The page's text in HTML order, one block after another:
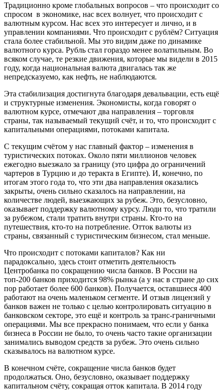
Традиционно кроме глобальных вопросов – что происходит со
спросом в экономике, нас всех волнует, что происходит с
валютным курсом. Нас всех это интересует и лично, и в
управлении компаниями. Что происходит с рублём? Ситуация
стала более стабильной. Мы это видим даже по динамике
валютного курса. Рубль стал гораздо менее волатильным. Во
всяком случае, те резкие движения, которые мы видели в 2015
году, когда национальная валюта двигалась так же
непредсказуемо, как нефть, не наблюдаются.
Эта стабилизация достигнута благодаря девальвации, есть ещё
и структурные изменения. Экономисты, когда говорят о
валютном курсе, отмечают два направления – торговля
страны, так называемый текущий счёт, и то, что происходит с
капитальными операциями, потоками капитала.
С текущим счётом у нас главный фактор – изменения в
туристических потоках. Около пяти миллионов человек
ежегодно выезжало за границу (это цифра до ограничений
чартеров в Турцию и до теракта в Египте). И, конечно, по
итогам этого года то, что эти два направления оказались
закрыты, очень сильно сказалось на направлении, на
количестве людей, выезжающих за рубеж. Это, безу­словно,
оказывает поддержку валютному курсу. Люди то, что тратили
за рубежом, стали тратить внутри страны. Кто-то на
путешествия, кто-то на потребление. Отток валюты из
страны, связанный с туристическим бизнесом, стал меньше.
Что происходит с потоками капиталов? Как ни
парадоксально, здесь стоит отметить деятельность
Центробанка по сокращению числа банков. В России на
топ-200 банков приходится 98% рынка (а у нас в стране до сих
пор работает более 600 банков). Получается, оставшиеся 400
работают на очень маленьком сегменте. И отзыв лицензий у
банков важен не только с целью контро­лировать ситуацию в
банковском секторе, это ещё и контроль за транс-граничными
операциями. Мы все прекрасно понимаем, что если у банка
бизнеса в России не было, то очень часто такие организации
занимались выводом средств за рубеж. Это очень сильно
сказывалось на валютном курсе.
В конечном счёте, сокращение числа банков будет
продолжаться. Оно, безусловно, оказывает поддержку
капитальном счёту, сокращая отток капитала. В 2014 году